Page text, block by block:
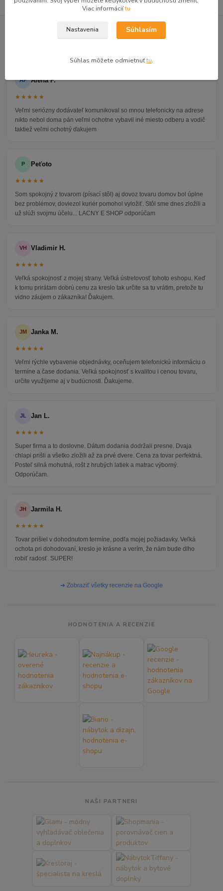
GOOGLE RECENZIE ZÁKAZNÍKOV
4.9★★★★★
AP Alena P.
★★★★★
Veľmi seriózny dodávateľ komunikoval so mnou telefonicky na adrese
nikto nebol doma pán veľmi ochotne vybavil iné miesto odberu a vodič
taktiež veľmi ochotný ďakujem
P Peťoto
★★★★★
Som spokojný z tovarom (písací stôl) aj dovoz tovaru domov bol úplne
bez problémov, doviezol kuriér pomohol vyložiť. Stôl sme dnes zložili a
už slúži svojmu účelu... LACNY E SHOP odporúčam
VH Vladimir H.
★★★★★
Veľká spokojnosť z mojej strany. Veľká ústretovosť tohoto eshopu. Keď
k tomu prirátam dobrú cenu za kreslo tak určite sa tu vrátim, pretože tu
vidno záujem o zákazníka! Ďakujem.
JM Janka M.
★★★★★
Veľmi rýchle vybavenie objednávky, oceňujem telefonickú informáciu o
termíne a čase dodania. Veľká spokojnosť s kvalitou i cenou tovaru,
určite využijeme aj v budúcnosti. Ďakujeme.
JL Jan L.
★★★★★
Super firma a to doslovne. Dátum dodania dodržali presne. Dvaja
chlapi prišli a všetko zložili až za prvé dvere. Cena za tovar perfektná.
Posteľ silná mohutná, rošt z hrubých latiek a matrac výborný.
Odporúčam.
JH Jarmila H.
★★★★★
Tovar prišiel v dohodnutom termíne, podľa mojej požiadavky. Veľká
ochota pri dohodovaní, kreslo je krásne a verím, že nám bude dlho
robiť radosť. SUPER!
➜ Zobraziť všetky recenzie na Google
HODNOTENIA A RECENZIE
NAŠI PARTNERI
Viac informáciítu
Nastavenia Súhlasím
Súhlas môžete odmietnuťtu.